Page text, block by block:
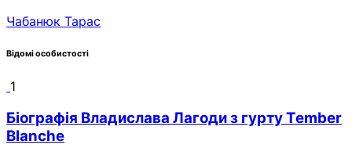
Чабанюк Тарас
Відомі особистості
1
Біографія Владислава Лагоди з гурту Tember
Blanche